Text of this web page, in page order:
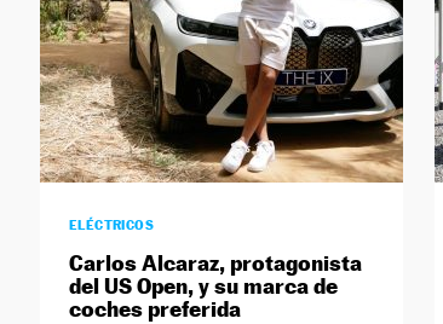
ELÉCTRICOS
Carlos Alcaraz, protagonista
del US Open, y su marca de
coches preferida